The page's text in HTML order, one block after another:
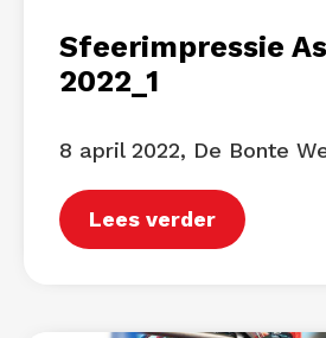
Sfeerimpressie
2022_1
8 april 2022, De Bonte
Lees verder